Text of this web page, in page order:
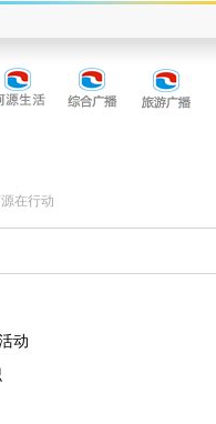
在行动
动